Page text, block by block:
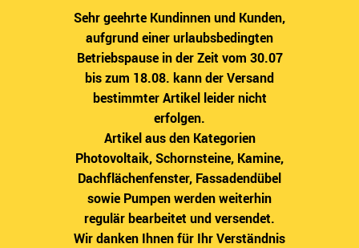
Sehr geehrte Kundinnen und Kunden,
aufgrund einer urlaubsbedingten
Betriebspause in der Zeit vom 30.07
bis zum 18.08. kann der Versand
bestimmter Artikel leider nicht
erfolgen.
Artikel aus den Kategorien
Photovoltaik, Schornsteine, Kamine,
Dachflächenfenster, Fassadendübel
sowie Pumpen werden weiterhin
regulär bearbeitet und versendet.
Wir danken Ihnen für Ihr Verständnis